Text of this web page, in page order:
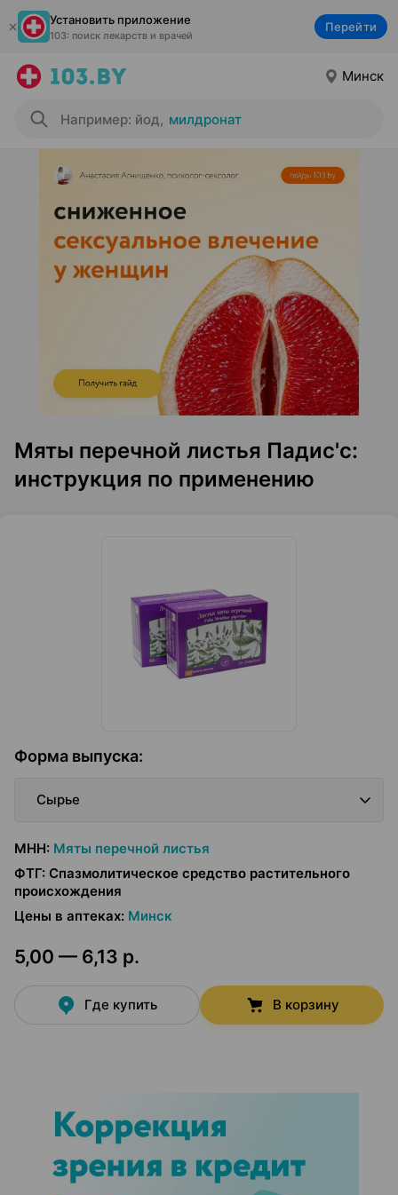
Установить приложение
103: поиск лекарств и врачей
Перейти
Минск
Например: йод, милдронат
Мяты перечной листья Падис'с:
инструкция по применению
Форма выпуска:
Сырье
МНН: Мяты перечной листья
ФТГ: Спазмолитическое средство растительного
происхождения
Цены в аптеках: Минск
5,00 — 6,13 р.
Где купить В корзину